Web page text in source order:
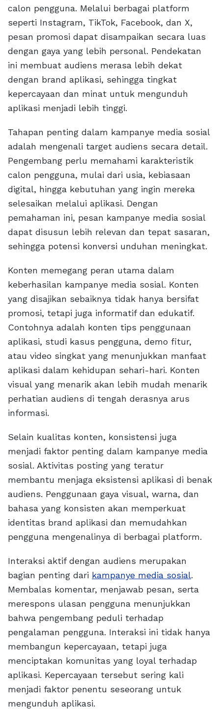
calon pengguna. Melalui berbagai platform
seperti Instagram, TikTok, Facebook, dan X,
pesan promosi dapat disampaikan secara luas
dengan gaya yang lebih personal. Pendekatan
ini membuat audiens merasa lebih dekat
dengan brand aplikasi, sehingga tingkat
kepercayaan dan minat untuk mengunduh
aplikasi menjadi lebih tinggi.
Tahapan penting dalam kampanye media sosial
adalah mengenali target audiens secara detail.
Pengembang perlu memahami karakteristik
calon pengguna, mulai dari usia, kebiasaan
digital, hingga kebutuhan yang ingin mereka
selesaikan melalui aplikasi. Dengan
pemahaman ini, pesan kampanye media sosial
dapat disusun lebih relevan dan tepat sasaran,
sehingga potensi konversi unduhan meningkat.
Konten memegang peran utama dalam
keberhasilan kampanye media sosial. Konten
yang disajikan sebaiknya tidak hanya bersifat
promosi, tetapi juga informatif dan edukatif.
Contohnya adalah konten tips penggunaan
aplikasi, studi kasus pengguna, demo fitur,
atau video singkat yang menunjukkan manfaat
aplikasi dalam kehidupan sehari-hari. Konten
visual yang menarik akan lebih mudah menarik
perhatian audiens di tengah derasnya arus
informasi.
Selain kualitas konten, konsistensi juga
menjadi faktor penting dalam kampanye media
sosial. Aktivitas posting yang teratur
membantu menjaga eksistensi aplikasi di benak
audiens. Penggunaan gaya visual, warna, dan
bahasa yang konsisten akan memperkuat
identitas brand aplikasi dan memudahkan
pengguna mengenalinya di berbagai platform.
Interaksi aktif dengan audiens merupakan
bagian penting dari kampanye media sosial.
Membalas komentar, menjawab pesan, serta
merespons ulasan pengguna menunjukkan
bahwa pengembang peduli terhadap
pengalaman pengguna. Interaksi ini tidak hanya
membangun kepercayaan, tetapi juga
menciptakan komunitas yang loyal terhadap
aplikasi. Kepercayaan tersebut sering kali
menjadi faktor penentu seseorang untuk
mengunduh aplikasi.